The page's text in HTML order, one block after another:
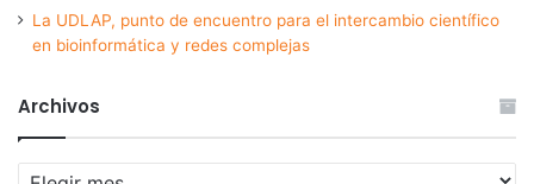
La UDLAP, punto de encuentro para el intercambio científico
en bioinformática y redes complejas
Archivos
Archivos